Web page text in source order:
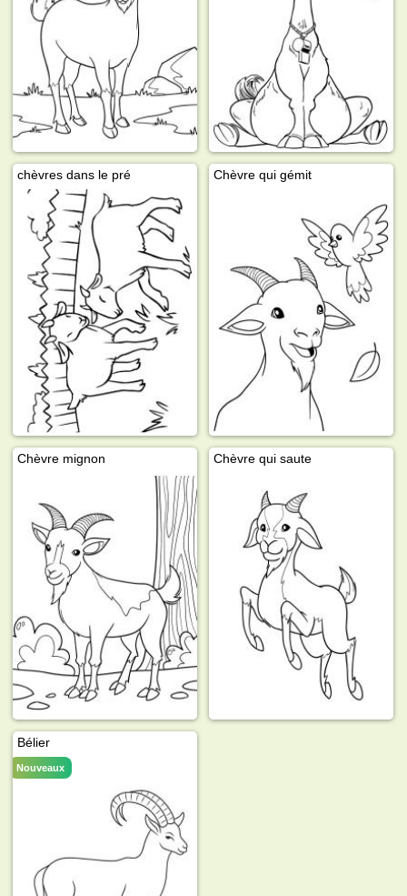
chèvres dans le pré Chèvre qui gémit
Chèvre mignon Chèvre qui saute
Bélier
Nouveaux